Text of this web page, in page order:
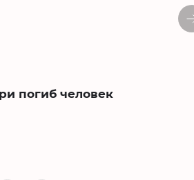
погиб человек